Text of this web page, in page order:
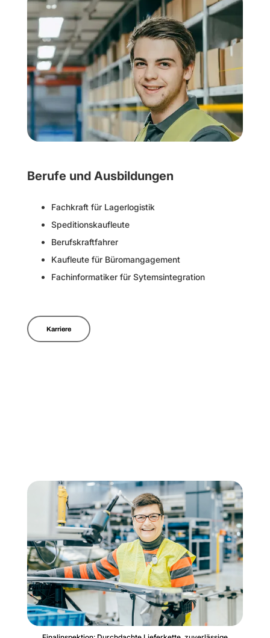
Berufe und Ausbildungen
Fachkraft für Lagerlogistik
Speditionskaufleute
Berufskraftfahrer
Kaufleute für Büromangagement
Fachinformatiker für Sytemsintegration
Karriere